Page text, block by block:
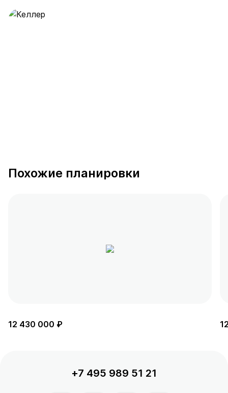
Похожие планировки
12 430 000 ₽
+7 495 989 51 21